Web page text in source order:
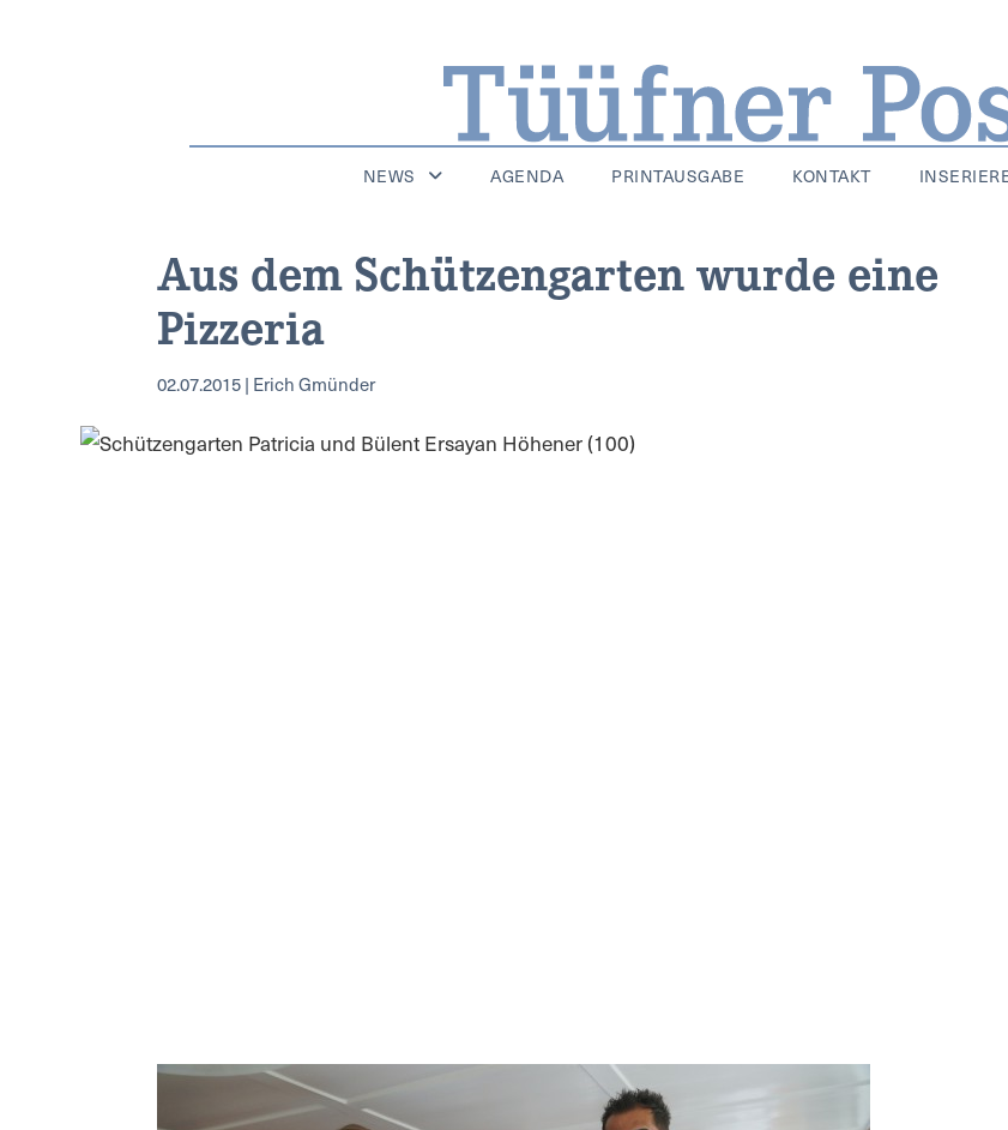
NEWS AGENDA PRINTAUSGABE KONTAKT
Aus dem Schützengarten wurde eine
Pizzeria
02.07.2015 | Erich Gmünder